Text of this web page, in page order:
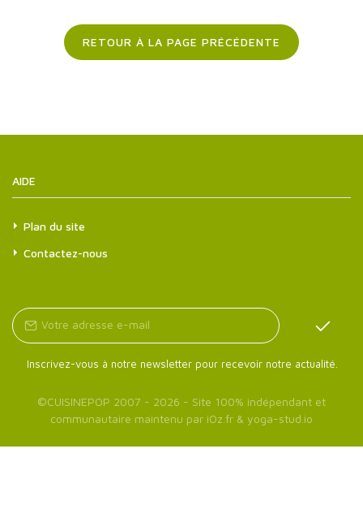
RETOUR À LA PAGE PRÉCÉDENTE
AIDE
Plan du site
Contactez-nous
Inscrivez-vous à notre newsletter pour recevoir notre actualité.
©CUISINEPOP 2007 - 2026 - Site 100% indépendant et
communautaire maintenu par iOz.fr & yoga-stud.io